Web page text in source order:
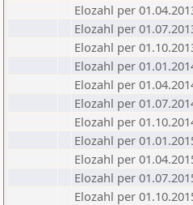
Elozahl per
Elozahl per
Elozahl per
Elozahl per
Elozahl per
Elozahl per
Elozahl per
Elozahl per
Elozahl per
Elozahl per
Elozahl per